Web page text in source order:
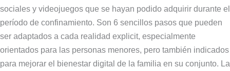
sociales y videojuegos que se hayan podido adquirir durante el
período de confinamiento. Son 6 sencillos pasos que pueden
ser adaptados a cada realidad explicit, especialmente
orientados para las personas menores, pero también indicados
para mejorar el bienestar digital de la familia en su conjunto. La